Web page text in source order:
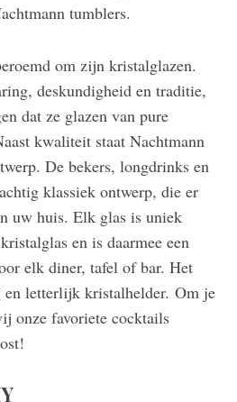
tumblers.
om zijn kristalglazen.
deskundigheid en traditie,
dat ze glazen van pure
kwaliteit staat Nachtmann
De bekers, longdrinks en
klassiek ontwerp, die er
uw huis. Elk glas is uniek
en is daarmee een
elk diner, tafel of bar. Het
en letterlijk kristalhelder. Om je
onze favoriete cocktails